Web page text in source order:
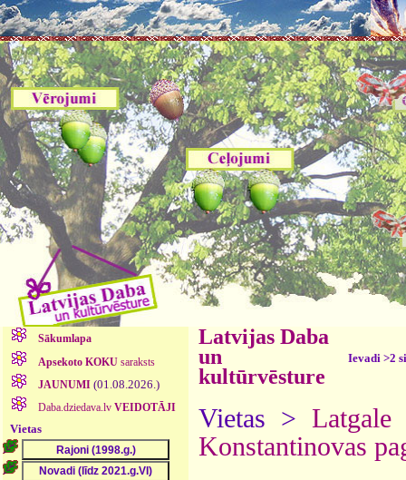
Sākumlapa
Apsekoto KOKUsaraksts
JAUNUMI (01.08.2026.)
Daba.dziedava.lv VEIDOTĀJI
Vietas
Latvijas Daba
un
kultūrvēsture
Ievadi >2
Vietas > Latgale
Konstantinovas